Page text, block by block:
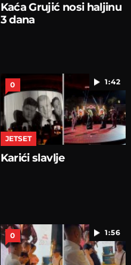
Kaća Grujić nosi haljinu
3 dana
1:42
0
JETSET
Karići slavlje
1:56
0